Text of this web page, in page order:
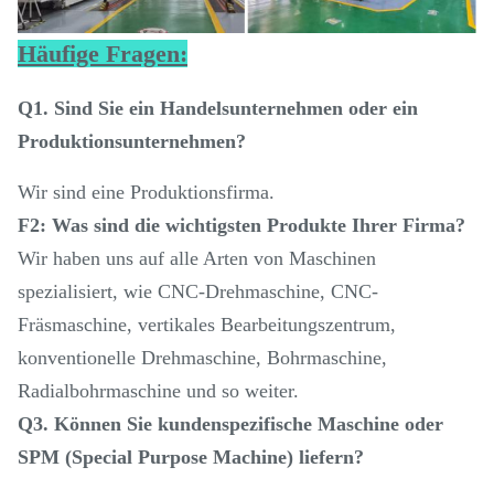
Häufige Fragen:
Q1. Sind Sie ein Handelsunternehmen oder ein
Produktionsunternehmen?
Wir sind eine Produktionsfirma.
F2: Was sind die wichtigsten Produkte Ihrer Firma?
Wir haben uns auf alle Arten von Maschinen
spezialisiert, wie CNC-Drehmaschine, CNC-
Fräsmaschine, vertikales Bearbeitungszentrum,
konventionelle Drehmaschine, Bohrmaschine,
Radialbohrmaschine und so weiter.
Q3. Können Sie kundenspezifische Maschine oder
SPM (Special Purpose Machine) liefern?